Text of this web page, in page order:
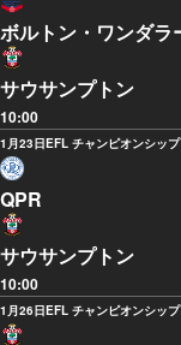
ボルトン・ワンダラ
サウサンプトン
10:00
1月23日EFL チャンピオンシップ
QPR
サウサンプトン
10:00
1月26日EFL チャンピオンシップ